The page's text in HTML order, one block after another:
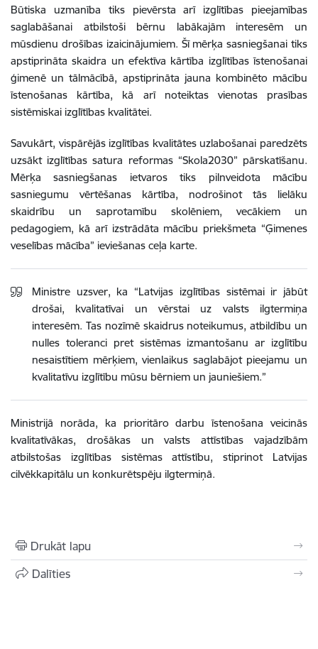
Būtiska uzmanība tiks pievērsta arī izglītības pieejamības
saglabāšanai atbilstoši bērnu labākajām interesēm un
mūsdienu drošības izaicinājumiem. Šī mērķa sasniegšanai tiks
apstiprināta skaidra un efektīva kārtība izglītības īstenošanai
ģimenē un tālmācībā, apstiprināta jauna kombinēto mācību
īstenošanas kārtība, kā arī noteiktas vienotas prasības
sistēmiskai izglītības kvalitātei.
Savukārt, vispārējās izglītības kvalitātes uzlabošanai paredzēts
uzsākt izglītības satura reformas “Skola2030” pārskatīšanu.
Mērķa sasniegšanas ietvaros tiks pilnveidota mācību
sasniegumu vērtēšanas kārtība, nodrošinot tās lielāku
skaidrību un saprotamību skolēniem, vecākiem un
pedagogiem, kā arī izstrādāta mācību priekšmeta “Ģimenes
veselības mācība” ieviešanas ceļa karte.
Ministre uzsver, ka “Latvijas izglītības sistēmai ir jābūt
drošai, kvalitatīvai un vērstai uz valsts ilgtermiņa
interesēm. Tas nozīmē skaidrus noteikumus, atbildību un
nulles toleranci pret sistēmas izmantošanu ar izglītību
nesaistītiem mērķiem, vienlaikus saglabājot pieejamu un
kvalitatīvu izglītību mūsu bērniem un jauniešiem.”
Ministrijā norāda, ka prioritāro darbu īstenošana veicinās
kvalitatīvākas, drošākas un valsts attīstības vajadzībām
atbilstošas izglītības sistēmas attīstību, stiprinot Latvijas
cilvēkkapitālu un konkurētspēju ilgtermiņā.
Drukāt lapu
Dalīties